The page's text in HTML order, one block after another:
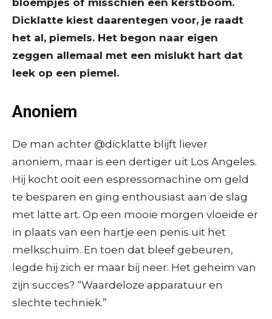
Dicklatte kiest daarentegen voor, je raadt
het al, piemels. Het begon naar eigen
zeggen allemaal met een mislukt hart dat
leek op een piemel.
Anoniem
De man achter @dicklatte blijft liever
anoniem, maar is een dertiger uit Los Angeles.
Hij kocht ooit een espressomachine om geld
te besparen en ging enthousiast aan de slag
met latte art. Op een mooie morgen vloeide er
in plaats van een hartje een penis uit het
melkschuim. En toen dat bleef gebeuren,
legde hij zich er maar bij neer. Het geheim van
zijn succes? “Waardeloze apparatuur en
slechte techniek.”